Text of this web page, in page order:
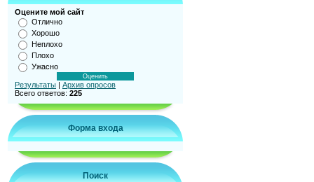
Оцените мой сайт
Отлично
Хорошо
Неплохо
Плохо
Ужасно
Результаты | Архив опросов
Всего ответов: 225
Форма входа
Поиск